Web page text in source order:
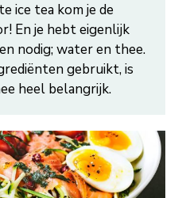
ice tea kom je de
En je hebt eigenlijk
nodig; water en thee.
gebruikt, is
heel belangrijk.